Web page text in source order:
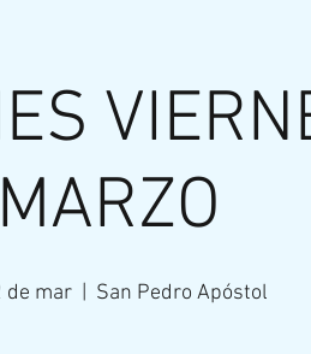
MARZO
de mar San Pedro Apóstol